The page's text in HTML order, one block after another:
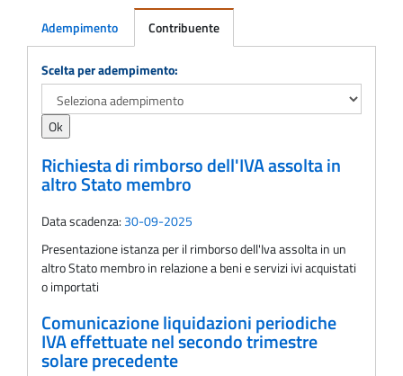
Adempimento Contribuente
Adempimento
Scelta per adempimento:
Richiesta di rimborso dell'IVA assolta in
altro Stato membro
Data scadenza: 30-09-2025
Presentazione istanza per il rimborso dell'Iva assolta in un
altro Stato membro in relazione a beni e servizi ivi acquistati
o importati
Comunicazione liquidazioni periodiche
IVA effettuate nel secondo trimestre
solare precedente